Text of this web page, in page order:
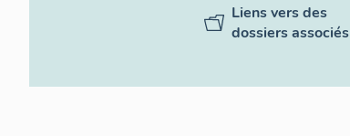
Liens vers des
dossiers associés